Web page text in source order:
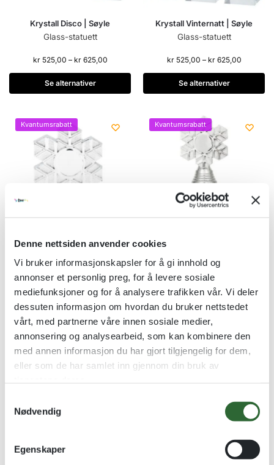
Denne nettsiden anvender cookies
Vi bruker informasjonskapsler for å gi innhold og
annonser et personlig preg, for å levere sosiale
mediefunksjoner og for å analysere trafikken vår. Vi deler
dessuten informasjon om hvordan du bruker nettstedet
vårt, med partnerne våre innen sosiale medier,
annonsering og analysearbeid, som kan kombinere den
med annen informasjon du har gjort tilgjengelig for dem,
eller som de har samlet inn gjennom din bruk av
Nødvendig
Egenskaper
Krystall Disco | Søyle
Glass-statuett
kr525,00 – kr625,00
Se alternativer
Krystall Vinternatt | Søyle
Glass-statuett
kr525,00 – kr625,00
Se alternativer
Kvantumsrabatt
Mini Vinternatt
Sølvstatuett på hvit
marmorsokkel
kr
Se alternativer
Kvantumsrabatt
Vinternatt Blå
Snøkrystall-statuett i sølvvalør
148,00
Se alternativer